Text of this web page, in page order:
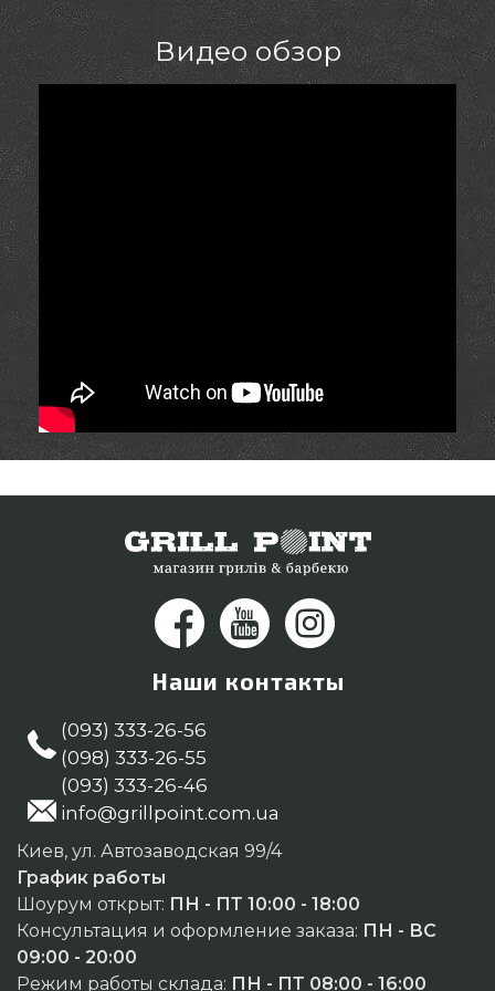
Видео обзор
Наши контакты
(093) 333-26-56
(098) 333-26-55
(093) 333-26-46
info@grillpoint.com.ua
Киев, ул. Автозаводская 99/4
График работы
Шоурум открыт: ПН - ПТ 10:00 - 18:00
Консультация и оформление заказа: ПН - ВС
09:00 - 20:00
Режим работы склада: ПН - ПТ 08:00 - 16:00